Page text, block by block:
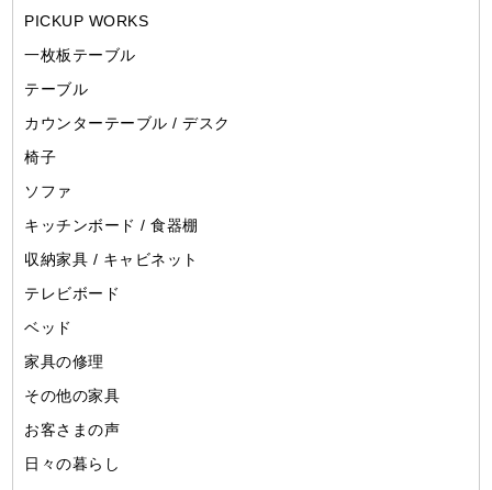
PICKUP WORKS
一枚板テーブル
テーブル
カウンターテーブル / デスク
椅子
ソファ
キッチンボード / 食器棚
収納家具 / キャビネット
テレビボード
ベッド
家具の修理
その他の家具
お客さまの声
日々の暮らし